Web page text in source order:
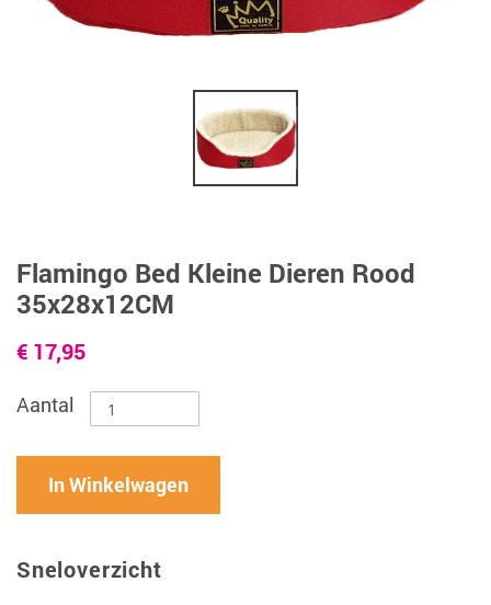
Flamingo Bed Kleine Dieren Rood
35x28x12CM
€ 17,95
Aantal
In Winkelwagen
Sneloverzicht